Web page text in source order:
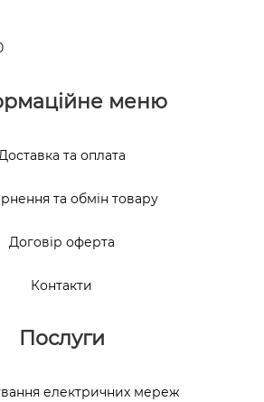
меню
та оплата
та обмін товару
Договір оферта
Контакти
Послуги
електричних мереж